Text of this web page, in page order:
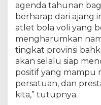
agenda tahunan
berharap dari ajang
atlet bola voli yang
mengharumkan
tingkat provinsi
akan selalu siap
positif yang mampu
persatuan, dan
kita,” tutupnya.